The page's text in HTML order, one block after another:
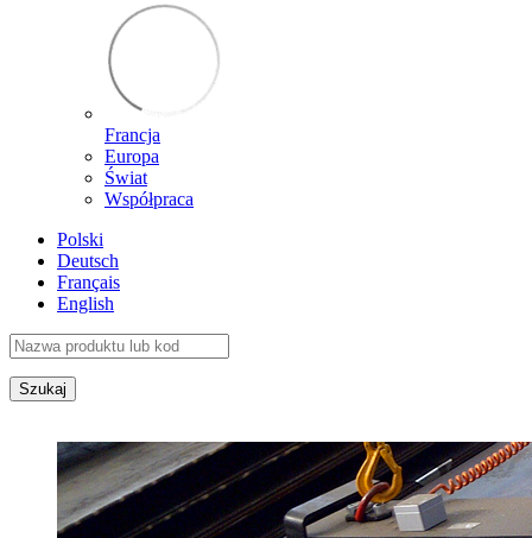
Francja
Europa
Świat
Współpraca
Polski
Deutsch
Français
English